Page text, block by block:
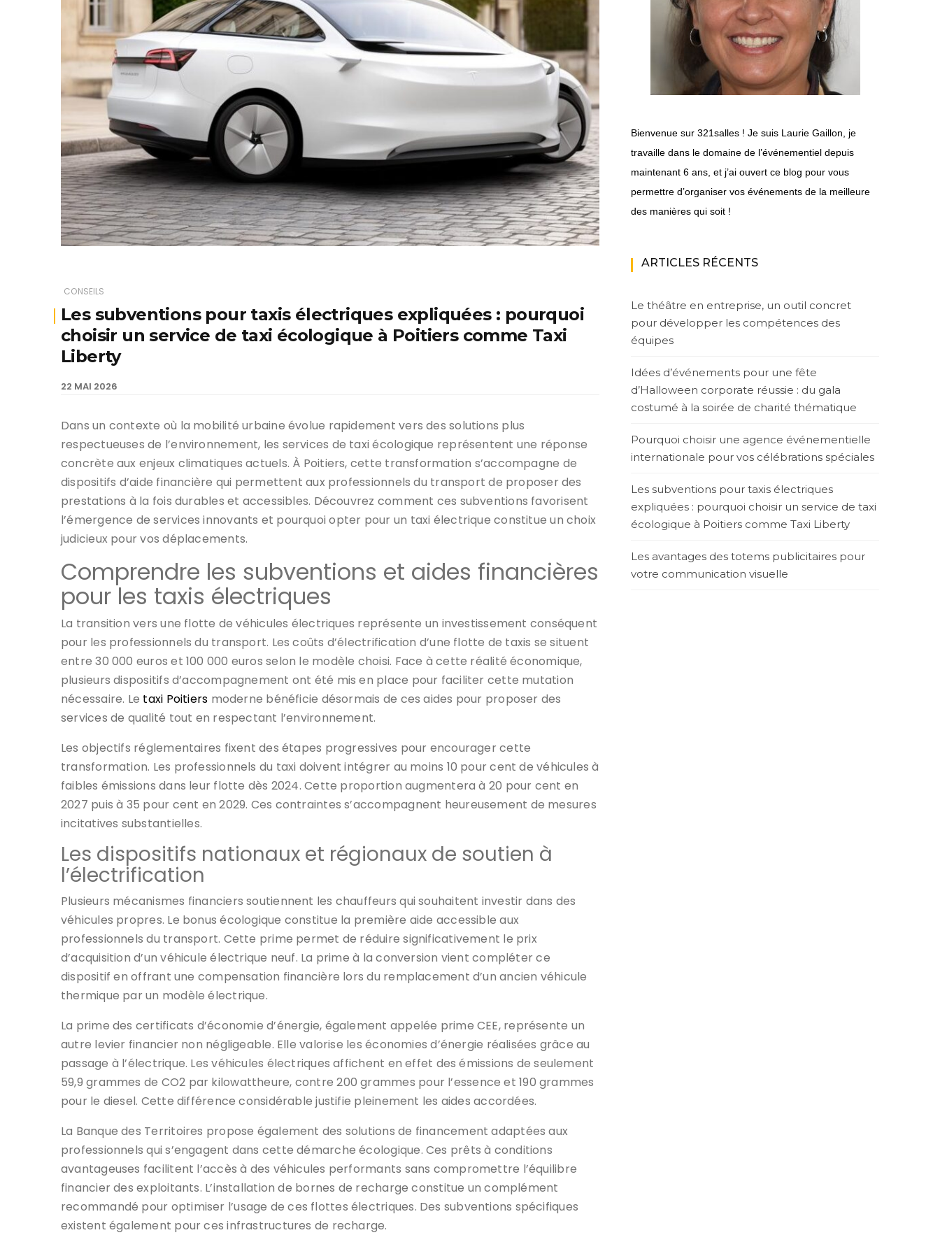
CONSEILS
Les subventions pour taxis électriques expliquées : pourquoi
choisir un service de taxi écologique à Poitiers comme Taxi
Liberty
22 MAI 2026
Dans un contexte où la mobilité urbaine évolue rapidement vers des solutions plus
respectueuses de l’environnement, les services de taxi écologique représentent une réponse
concrète aux enjeux climatiques actuels. À Poitiers, cette transformation s’accompagne de
dispositifs d’aide financière qui permettent aux professionnels du transport de proposer des
prestations à la fois durables et accessibles. Découvrez comment ces subventions favorisent
l’émergence de services innovants et pourquoi opter pour un taxi électrique constitue un choix
judicieux pour vos déplacements.
Comprendre les subventions et aides financières
pour les taxis électriques
La transition vers une flotte de véhicules électriques représente un investissement conséquent
pour les professionnels du transport. Les coûts d’électrification d’une flotte de taxis se situent
entre 30 000 euros et 100 000 euros selon le modèle choisi. Face à cette réalité économique,
plusieurs dispositifs d’accompagnement ont été mis en place pour faciliter cette mutation
nécessaire. Le taxi Poitiers moderne bénéficie désormais de ces aides pour proposer des
services de qualité tout en respectant l’environnement.
Les objectifs réglementaires fixent des étapes progressives pour encourager cette
transformation. Les professionnels du taxi doivent intégrer au moins 10 pour cent de véhicules à
faibles émissions dans leur flotte dès 2024. Cette proportion augmentera à 20 pour cent en
2027 puis à 35 pour cent en 2029. Ces contraintes s’accompagnent heureusement de mesures
incitatives substantielles.
Les dispositifs nationaux et régionaux de soutien à
l’électrification
Plusieurs mécanismes financiers soutiennent les chauffeurs qui souhaitent investir dans des
véhicules propres. Le bonus écologique constitue la première aide accessible aux
professionnels du transport. Cette prime permet de réduire significativement le prix
d’acquisition d’un véhicule électrique neuf. La prime à la conversion vient compléter ce
dispositif en offrant une compensation financière lors du remplacement d’un ancien véhicule
thermique par un modèle électrique.
La prime des certificats d’économie d’énergie, également appelée prime CEE, représente un
autre levier financier non négligeable. Elle valorise les économies d’énergie réalisées grâce au
passage à l’électrique. Les véhicules électriques affichent en effet des émissions de seulement
59,9 grammes de CO2 par kilowattheure, contre 200 grammes pour l’essence et 190 grammes
pour le diesel. Cette différence considérable justifie pleinement les aides accordées.
La Banque des Territoires propose également des solutions de financement adaptées aux
professionnels qui s’engagent dans cette démarche écologique. Ces prêts à conditions
avantageuses facilitent l’accès à des véhicules performants sans compromettre l’équilibre
financier des exploitants. L’installation de bornes de recharge constitue un complément
recommandé pour optimiser l’usage de ces flottes électriques. Des subventions spécifiques
existent également pour ces infrastructures de recharge.
Bienvenue sur 321salles ! Je suis Laurie Gaillon, je
travaille dans le domaine de l’événementiel depuis
maintenant 6 ans, et j’ai ouvert ce blog pour vous
permettre d’organiser vos événements de la meilleure
des manières qui soit !
ARTICLES RÉCENTS
Le théâtre en entreprise, un outil concret
pour développer les compétences des
équipes
Idées d’événements pour une fête
d’Halloween corporate réussie : du gala
costumé à la soirée de charité thématique
Pourquoi choisir une agence événementielle
internationale pour vos célébrations spéciales
Les subventions pour taxis électriques
expliquées : pourquoi choisir un service de taxi
écologique à Poitiers comme Taxi Liberty
Les avantages des totems publicitaires pour
votre communication visuelle